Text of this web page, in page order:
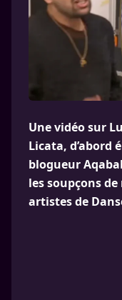
Une vidéo sur
Licata, d’abord
blogueur
les soupçons
artistes de